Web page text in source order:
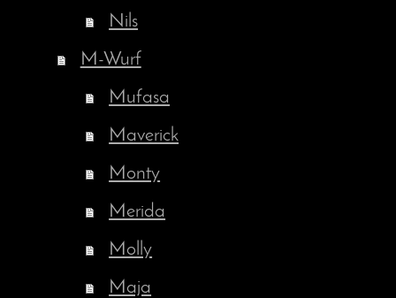
Nils
M-Wurf
Mufasa
Maverick
Monty
Merida
Molly
Maja